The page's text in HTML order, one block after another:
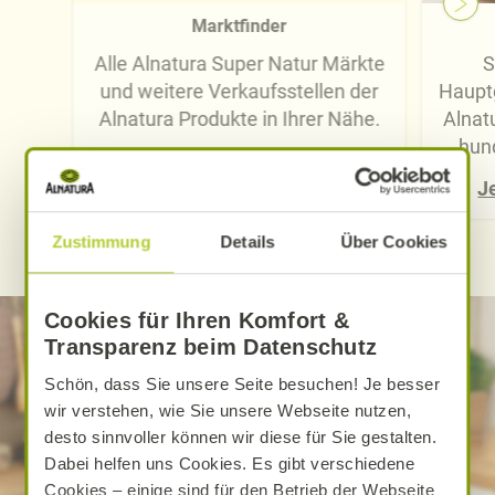
Zustimmung Details Über Cookies
Cookies für Ihren Komfort &
Transparenz beim Datenschutz
Schön, dass Sie unsere Seite besuchen! Je besser
wir verstehen, wie Sie unsere Webseite nutzen,
desto sinnvoller können wir diese für Sie gestalten.
Dabei helfen uns Cookies. Es gibt verschiedene
Cookies – einige sind für den Betrieb der Webseite
Marktfinder
Alle Alnatura Super Natur Märkte
und weitere Verkaufsstellen der
Alnatura Produkte in Ihrer Nähe.